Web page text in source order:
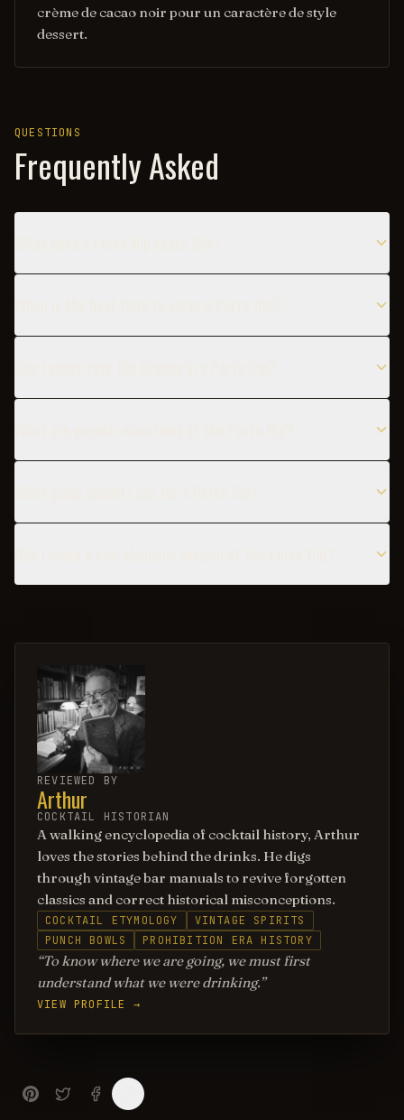
crème de cacao noir pour un caractère de style
dessert.
QUESTIONS
Frequently Asked
REVIEWED BY
Arthur
COCKTAIL HISTORIAN
A walking encyclopedia of cocktail history, Arthur
loves the stories behind the drinks. He digs
through vintage bar manuals to revive forgotten
classics and correct historical misconceptions.
COCKTAIL ETYMOLOGY
VINTAGE SPIRITS
PUNCH BOWLS
PROHIBITION ERA HISTORY
To know where we are going, we must first
understand what we were drinking.
VIEW PROFILE →